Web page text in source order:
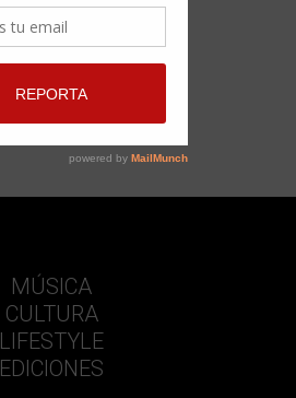
MÚSICA
CULTURA
LIFESTYLE
EDICIONES